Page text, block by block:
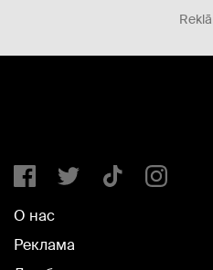
О нас
Реклама